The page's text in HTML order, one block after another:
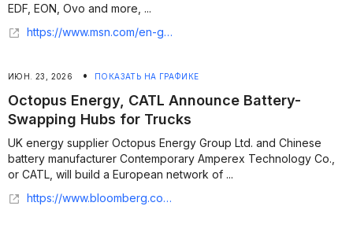
EDF, EON, Ovo and more, ...
https://www.msn.com/en-gb/news/newsbirmingham/octopus-energy-slashing-customer-bills-after-working-relentlessly/ar-AA1PcdYc?apiversion=v2&domshim=1&noservercache=1&noservertelemetry=1&batchservertelemetry=1&renderwebcomponents=1&wcseo=1
ИЮН. 23, 2026 • ПОКАЗАТЬ НА ГРАФИКЕ
Octopus Energy, CATL Announce Battery-
Swapping Hubs for Trucks
UK energy supplier Octopus Energy Group Ltd. and Chinese
battery manufacturer Contemporary Amperex Technology Co.,
or CATL, will build a European network of ...
https://www.bloomberg.com/news/articles/2026-06-22/octopus-energy-catl-announce-battery-swapping-hubs-for-trucks